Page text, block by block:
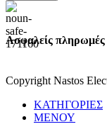
Ασφαλείς πληρωμές
Copyright Nastos
ΚΑΤΗΓΟΡΙΕΣ
ΜΕΝΟΥ